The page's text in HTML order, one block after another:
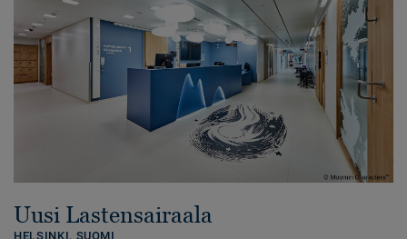
Uusi Lastensairaala
HELSINKI, SUOMI